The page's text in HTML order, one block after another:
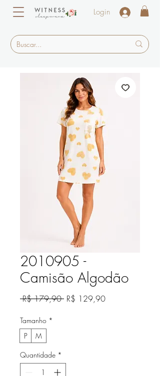
Login
2010905 -
Camisão Algodão
R$ 179,90 Preço
R$ 129,90Preço
Tamanho *
P
M
Quantidade *